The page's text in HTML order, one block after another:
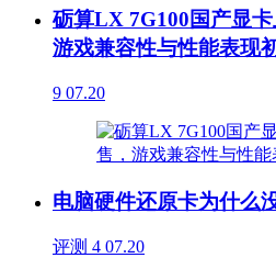
砺算LX 7G100国产显卡
游戏兼容性与性能表现
9 07.20
电脑硬件还原卡为什么
评测 4 07.20